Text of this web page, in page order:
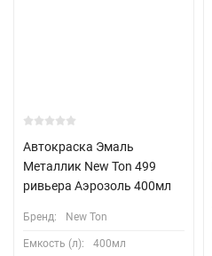
Автокраска Эмаль
Металлик New Ton 499
ривьера Аэрозоль 400мл
Бренд: New Ton
Емкость (л): 400мл